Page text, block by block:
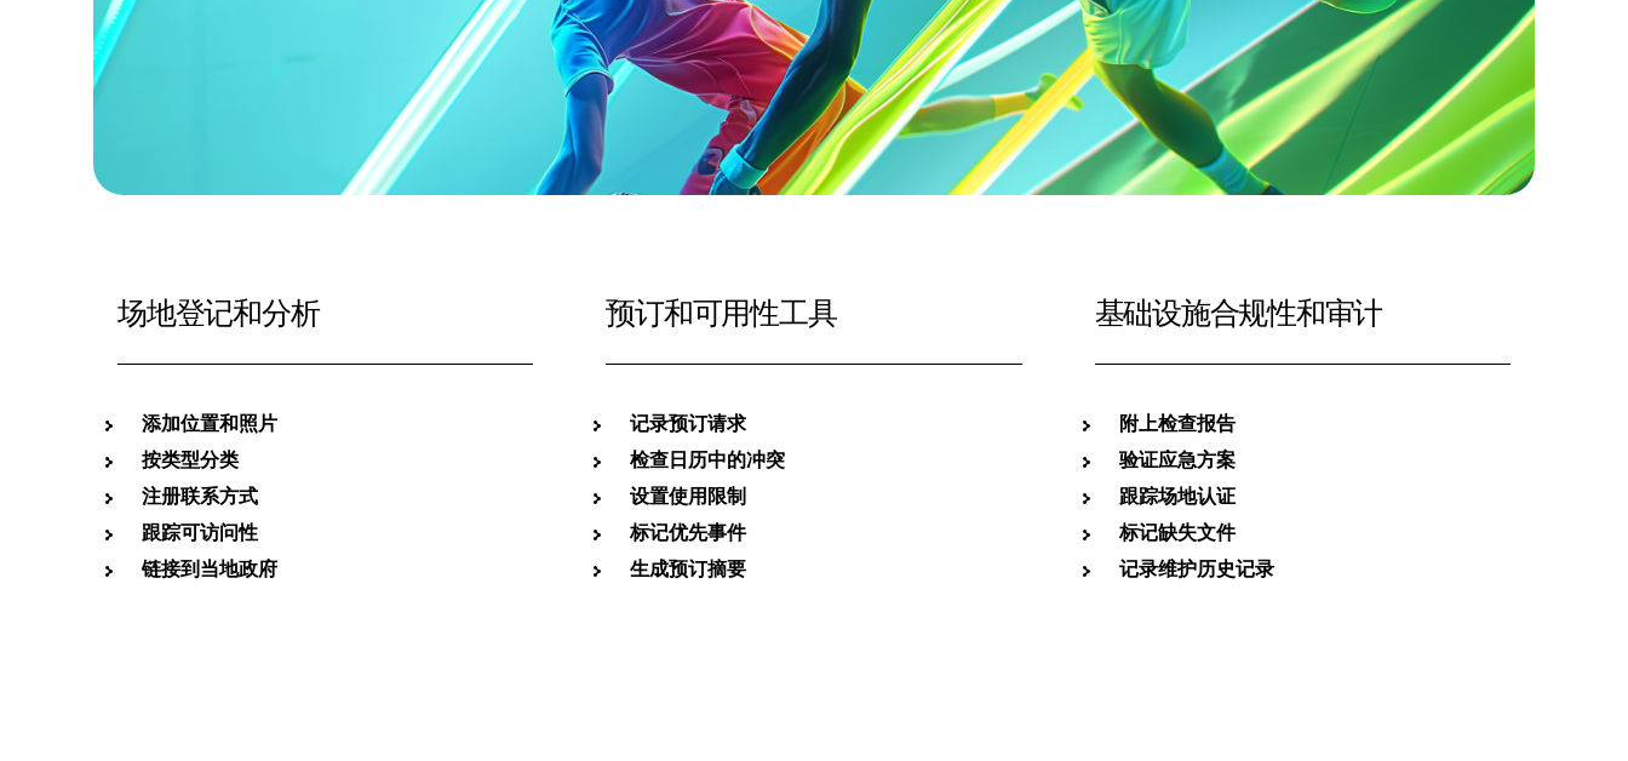
场地登记和分析
添加位置和照片
按类型分类
注册联系方式
跟踪可访问性
链接到当地政府
预订和可用性工具
记录预订请求
检查日历中的冲突
设置使用限制
标记优先事件
生成预订摘要
基础设施合规性和审计
附上检查报告
验证应急方案
跟踪场地认证
标记缺失文件
记录维护历史记录